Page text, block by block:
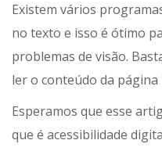
Existem vários
no texto e isso é ótimo
problemas de visão.
ler o conteúdo da página
Esperamos que esse
que é acessibilidade